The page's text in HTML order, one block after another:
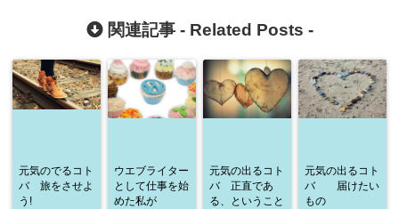
関連記事 - Related Posts -
元気のでるコト
バ 旅をさせよ
う!
ウエブライター
として仕事を始
めた私が
元気の出るコト
バ 正直であ
る、ということ
元気の出るコト
バ 届けたい
もの